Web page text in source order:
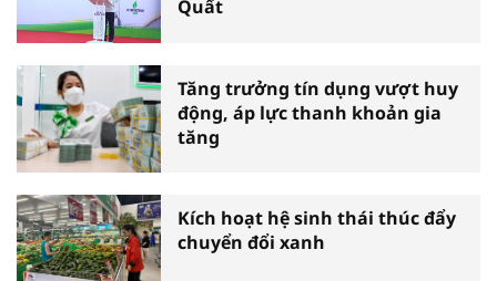
Quất
Tăng trưởng tín dụng vượt huy
động, áp lực thanh khoản gia
tăng
Kích hoạt hệ sinh thái thúc đẩy
chuyển đổi xanh